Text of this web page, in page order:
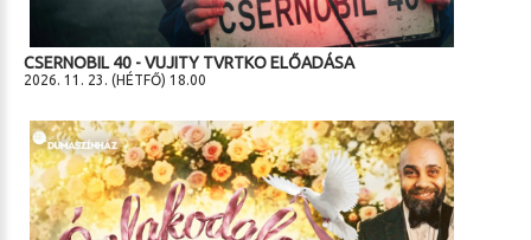
CSERNOBIL 40 - VUJITY TVRTKO ELŐADÁSA
2026. 11. 23. (HÉTFŐ) 18.00